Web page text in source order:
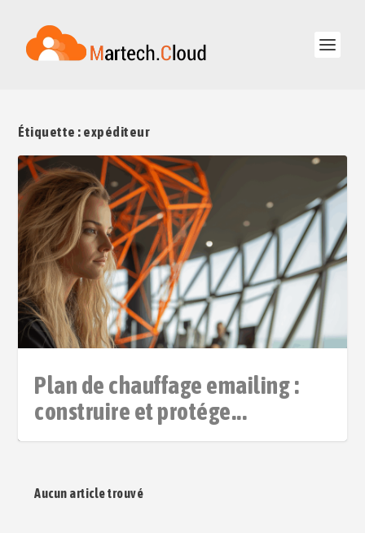
Étiquette : expéditeur
Plan de chauffage emailing :
construire et protége...
Aucun article trouvé